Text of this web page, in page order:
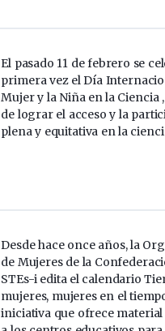
El pasado 11 de febrero se
primera vez el Día
Mujer y la Niña en la Ciencia
de lograr el acceso y la
plena y equitativa en la
Desde hace once años, la
de Mujeres de la
STEs-i edita el calendario
mujeres, mujeres en el
iniciativa que ofrece material